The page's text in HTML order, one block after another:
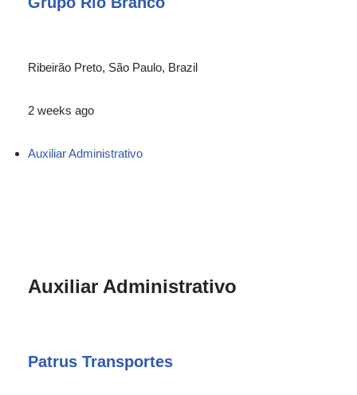
Ribeirão Preto, São Paulo, Brazil
2 weeks ago
Auxiliar Administrativo
Auxiliar Administrativo
Patrus Transportes